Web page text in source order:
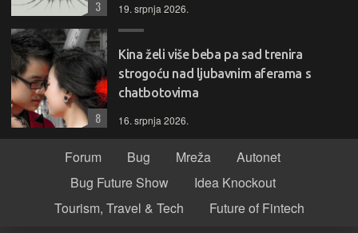
19. srpnja 2026.
3
Kina želi više beba pa sad trenira
strogoću nad ljubavnim aferama s
chatbotovima
16. srpnja 2026.
8
Forum Bug Mreža
Autonet
Bug Future Show
Idea Knockout
Tourism, Travel & Tech
Future of Fintech